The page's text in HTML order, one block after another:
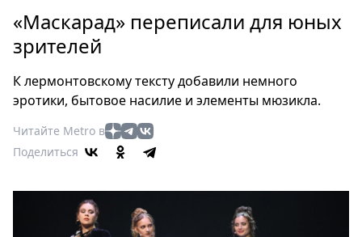
Россия
Мир
Еда
Мода
Театр
Афиша
Книги
«Маскарад» переписали для юных
зрителей
К лермонтовскому тексту добавили немного
эротики, бытовое насилие и элементы мюзикла.
Читайте Metro в
Поделиться